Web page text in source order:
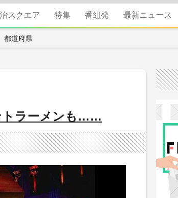
スクエア 特集 番組発 最新ニュース
都道府県
トラーメンも……